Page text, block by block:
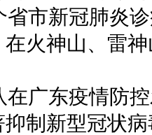
省市新冠肺炎
火神山、雷
广东疫情防
制新型冠状